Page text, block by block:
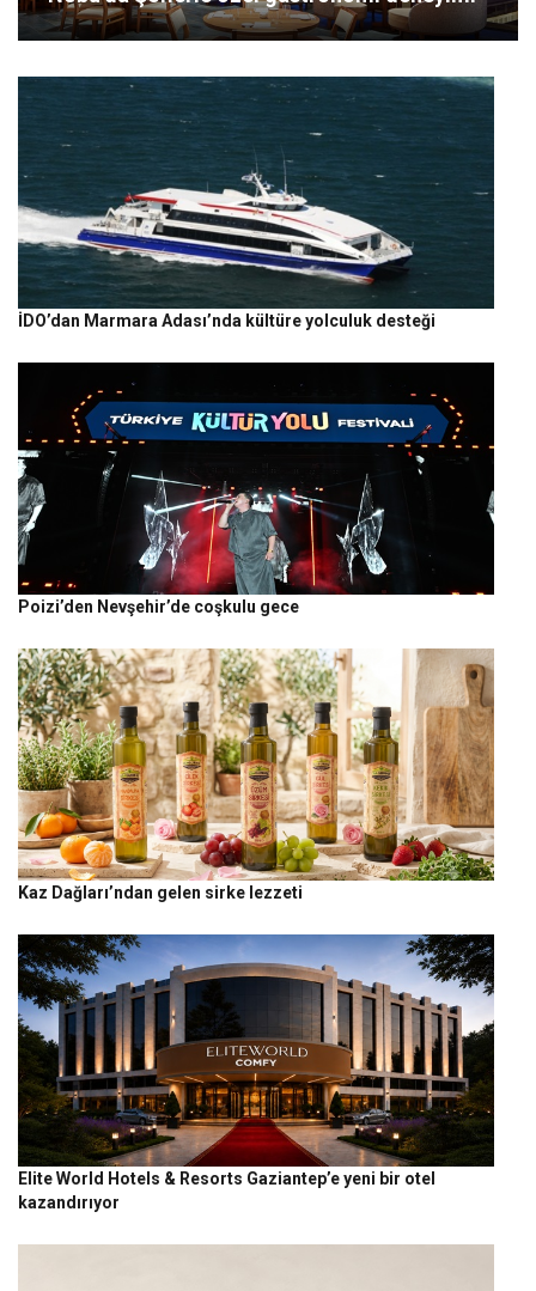
İDO’dan Marmara Adası’nda kültüre yolculuk desteği
Poizi’den Nevşehir’de coşkulu gece
Kaz Dağları’ndan gelen sirke lezzeti
Elite World Hotels & Resorts Gaziantep’e yeni bir otel
kazandırıyor